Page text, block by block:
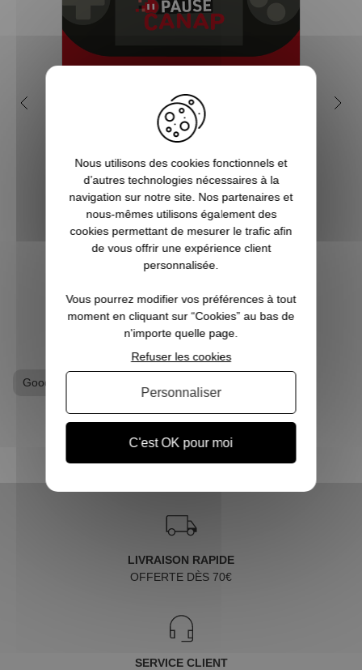
5 bonnes raisons de choisir
Pause Canap
Vous êtes accro aux séries télé ? Toujours
à l’affût de la sortie du prochain film de
super-héros ? Les jeux vidéo ne sont pas
qu’un simple hobby pour vous, mais une
véritable passion ? Alors vous êtes, ici, sur
Pause Canap, à l’endro...
VOIR L'ARTICLE
Goodies Retour vers le Futur
LIVRAISON RAPIDE
OFFERTE DÈS 70€
SERVICE CLIENT
Nous utilisons des cookies fonctionnels et
d’autres technologies nécessaires à la
navigation sur notre site. Nos partenaires et
nous-mêmes utilisons également des
cookies permettant de mesurer le trafic afin
de vous offrir une expérience client
personnalisée.
Vous pourrez modifier vos préférences à tout
moment en cliquant sur “Cookies” au bas de
n'importe quelle page.
C'est OK pour moi
Refuser les cookies
Personnaliser